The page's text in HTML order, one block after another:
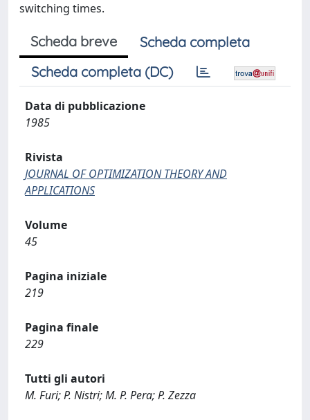
switching times.
Scheda breve
Scheda completa
Scheda completa (DC)
Data di pubblicazione
1985
Rivista
JOURNAL OF OPTIMIZATION THEORY AND
APPLICATIONS
Volume
45
Pagina iniziale
219
Pagina finale
229
Tutti gli autori
M. Furi; P. Nistri; M. P. Pera; P. Zezza